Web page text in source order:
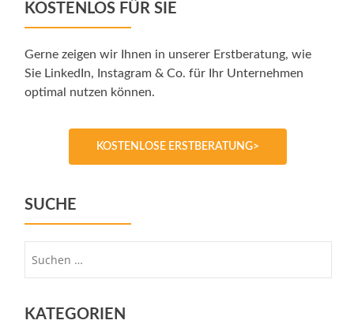
KOSTENLOS FÜR SIE
Gerne zeigen wir Ihnen in unserer Erstberatung, wie
Sie LinkedIn, Instagram & Co. für Ihr Unternehmen
optimal nutzen können.
KOSTENLOSE ERSTBERATUNG>
SUCHE
KATEGORIEN